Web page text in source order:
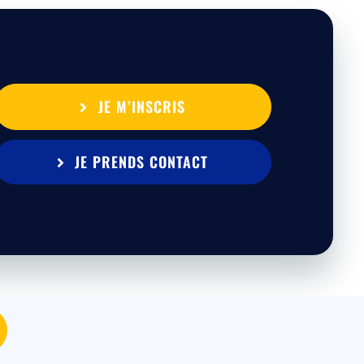
JE M’INSCRIS
JE PRENDS CONTACT